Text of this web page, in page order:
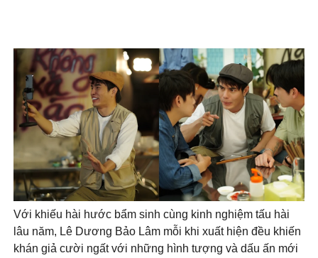
Với khiếu hài hước bẩm sinh cùng kinh nghiệm tấu hài
lâu năm, Lê Dương Bảo Lâm mỗi khi xuất hiện đều khiến
khán giả cười ngất với những hình tượng và dấu ấn mới